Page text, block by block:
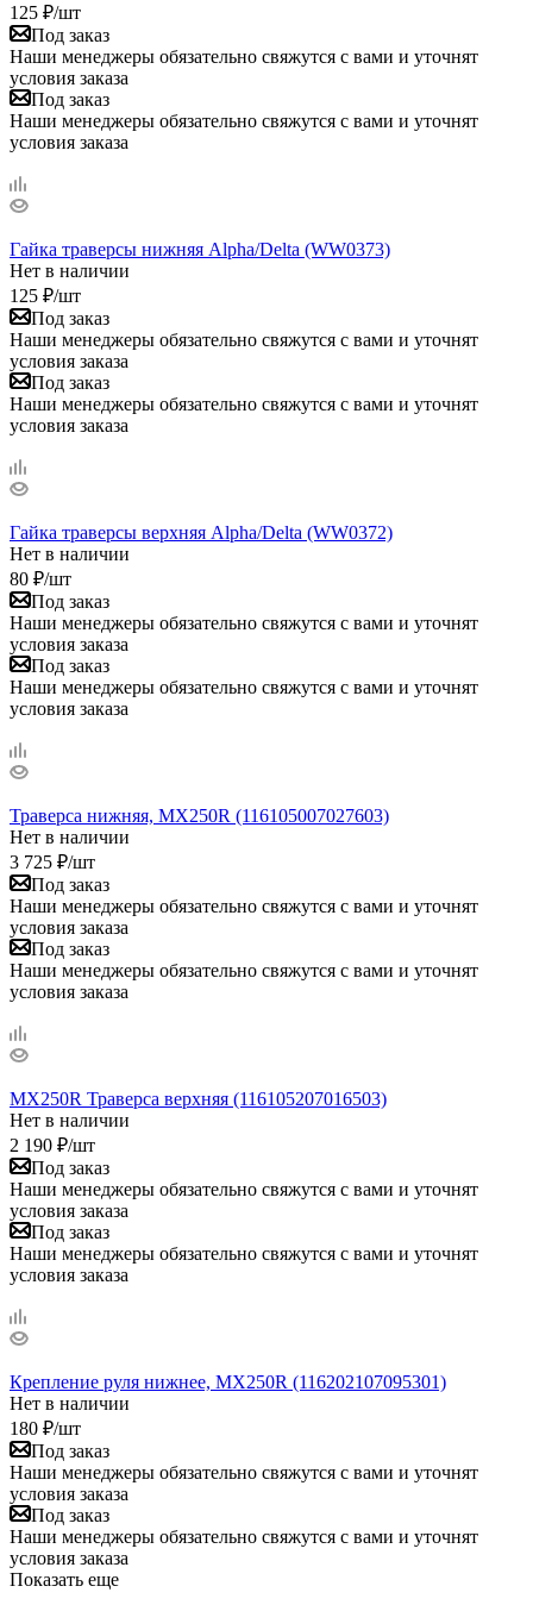
125 ₽/шт
Под заказ
Наши менеджеры обязательно свяжутся с вами и уточнят
условия заказа
Под заказ
Наши менеджеры обязательно свяжутся с вами и уточнят
условия заказа
Гайка траверсы нижняя Alpha/Delta (WW0373)
Нет в наличии
125 ₽/шт
Под заказ
Наши менеджеры обязательно свяжутся с вами и уточнят
условия заказа
Под заказ
Наши менеджеры обязательно свяжутся с вами и уточнят
условия заказа
Гайка траверсы верхняя Alpha/Delta (WW0372)
Нет в наличии
80 ₽/шт
Под заказ
Наши менеджеры обязательно свяжутся с вами и уточнят
условия заказа
Под заказ
Наши менеджеры обязательно свяжутся с вами и уточнят
условия заказа
Траверса нижняя, MX250R (116105007027603)
Нет в наличии
3 725 ₽/шт
Под заказ
Наши менеджеры обязательно свяжутся с вами и уточнят
условия заказа
Под заказ
Наши менеджеры обязательно свяжутся с вами и уточнят
условия заказа
MX250R Траверса верхняя (116105207016503)
Нет в наличии
2 190 ₽/шт
Под заказ
Наши менеджеры обязательно свяжутся с вами и уточнят
условия заказа
Под заказ
Наши менеджеры обязательно свяжутся с вами и уточнят
условия заказа
Крепление руля нижнее, MX250R (116202107095301)
Нет в наличии
180 ₽/шт
Под заказ
Наши менеджеры обязательно свяжутся с вами и уточнят
условия заказа
Под заказ
Наши менеджеры обязательно свяжутся с вами и уточнят
условия заказа
Показать еще